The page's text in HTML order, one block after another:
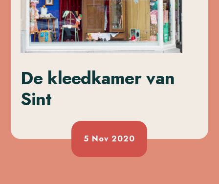
De kleedkamer van
Sint
5 Nov 2020